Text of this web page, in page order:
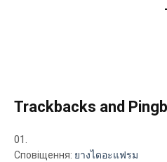
Trackbacks and
Сповіщення: ยางไดอะแฟรม